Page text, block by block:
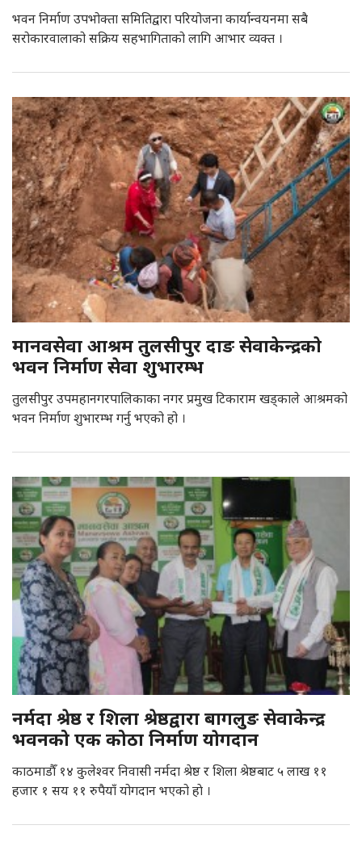
भवन निर्माण उपभोक्ता समितिद्वारा परियोजना कार्यान्वयनमा सबै
सरोकारवालाको सक्रिय सहभागिताको लागि आभार व्यक्त ।
मानवसेवा आश्रम तुलसीपुर दाङ सेवाकेन्द्रकाे
भवन निर्माण सेवा शुभारम्भ
तुलसीपुर उपमहानगरपालिकाका नगर प्रमुख टिकाराम खड्काले आश्रमको
भवन निर्माण शुभारम्भ गर्नु भएको हो ।
नर्मदा श्रेष्ठ र शिला श्रेष्ठद्वारा बागलुङ सेवाकेन्द्र
भवनको एक कोठा निर्माण याेगदान
काठमाडौँ १४ कुलेश्वर निवासी नर्मदा श्रेष्ठ र शिला श्रेष्ठबाट ५ लाख ११
हजार १ सय ११ रुपैयाँ योगदान भएको हाे ।